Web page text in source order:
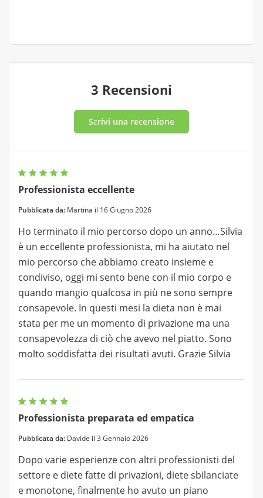
3 Recensioni
Scrivi una recensione
Professionista eccellente
Pubblicata da: Martina il 16 Giugno 2026
Ho terminato il mio percorso dopo un anno…Silvia
è un eccellente professionista, mi ha aiutato nel
mio percorso che abbiamo creato insieme e
condiviso, oggi mi sento bene con il mio corpo e
quando mangio qualcosa in più ne sono sempre
consapevole. In questi mesi la dieta non è mai
stata per me un momento di privazione ma una
consapevolezza di ciò che avevo nel piatto. Sono
molto soddisfatta dei risultati avuti. Grazie Silvia
Professionista preparata ed empatica
Pubblicata da: Davide il 3 Gennaio 2026
Dopo varie esperienze con altri professionisti del
settore e diete fatte di privazioni, diete sbilanciate
e monotone, finalmente ho avuto un piano